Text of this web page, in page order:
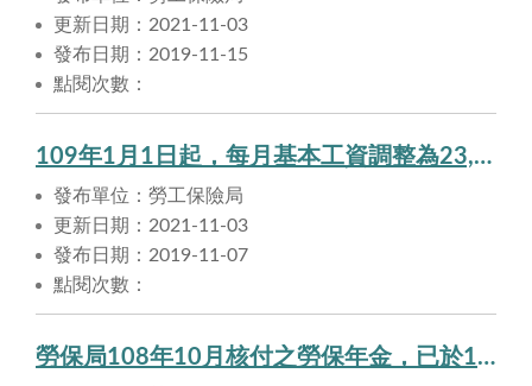
更新日期：2021-11-03
發布日期：2019-11-15
點閱次數：
109年1月1日起，每月基本工資調整為23,800元，職業工會、漁會被保險人投保薪資未達23,800元者，同日起逕行調整。
發布單位：勞工保險局
更新日期：2021-11-03
發布日期：2019-11-07
點閱次數：
勞保局108年10月核付之勞保年金，已於108年10月30日匯入申請人帳戶。